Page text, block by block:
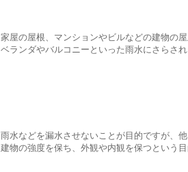
家屋の屋根、マンションやビルなどの建物の屋
ベランダやバルコニーといった雨水にさらさ
雨水などを漏水させないことが目的ですが、他
建物の強度を保ち、外観や内観を保つという